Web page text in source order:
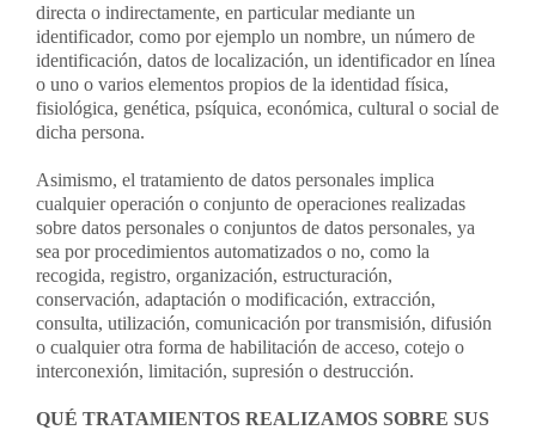
directa o indirectamente, en particular mediante un
identificador, como por ejemplo un nombre, un número de
identificación, datos de localización, un identificador en línea
o uno o varios elementos propios de la identidad física,
fisiológica, genética, psíquica, económica, cultural o social de
dicha persona.
Asimismo, el tratamiento de datos personales implica
cualquier operación o conjunto de operaciones realizadas
sobre datos personales o conjuntos de datos personales, ya
sea por procedimientos automatizados o no, como la
recogida, registro, organización, estructuración,
conservación, adaptación o modificación, extracción,
consulta, utilización, comunicación por transmisión, difusión
o cualquier otra forma de habilitación de acceso, cotejo o
interconexión, limitación, supresión o destrucción.
QUÉ TRATAMIENTOS REALIZAMOS SOBRE SUS